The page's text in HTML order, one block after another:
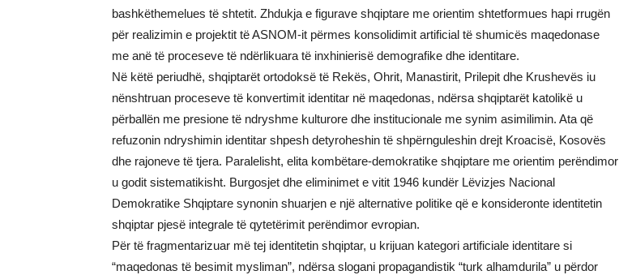
bashkëthemelues të shtetit. Zhdukja e figurave shqiptare me orientim shtetformues hapi rrugën
për realizimin e projektit të ASNOM-it përmes konsolidimit artificial të shumicës maqedonase
me anë të proceseve të ndërlikuara të inxhinierisë demografike dhe identitare.
Në këtë periudhë, shqiptarët ortodoksë të Rekës, Ohrit, Manastirit, Prilepit dhe Krushevës iu
nënshtruan proceseve të konvertimit identitar në maqedonas, ndërsa shqiptarët katolikë u
përballën me presione të ndryshme kulturore dhe institucionale me synim asimilimin. Ata që
refuzonin ndryshimin identitar shpesh detyroheshin të shpërnguleshin drejt Kroacisë, Kosovës
dhe rajoneve të tjera. Paralelisht, elita kombëtare-demokratike shqiptare me orientim perëndimor
u godit sistematikisht. Burgosjet dhe eliminimet e vitit 1946 kundër Lëvizjes Nacional
Demokratike Shqiptare synonin shuarjen e një alternative politike që e konsideronte identitetin
shqiptar pjesë integrale të qytetërimit perëndimor evropian.
Për të fragmentarizuar më tej identitetin shqiptar, u krijuan kategori artificiale identitare si
“maqedonas të besimit mysliman”, ndërsa slogani propagandistik “turk alhamdurila” u përdor